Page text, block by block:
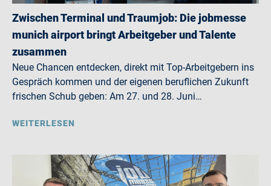
Zwischen Terminal und Traumjob: Die jobmesse
munich airport bringt Arbeitgeber und Talente
zusammen
Neue Chancen entdecken, direkt mit Top-Arbeitgebern ins
Gespräch kommen und der eigenen beruflichen Zukunft
frischen Schub geben: Am 27. und 28. Juni…
WEITERLESEN